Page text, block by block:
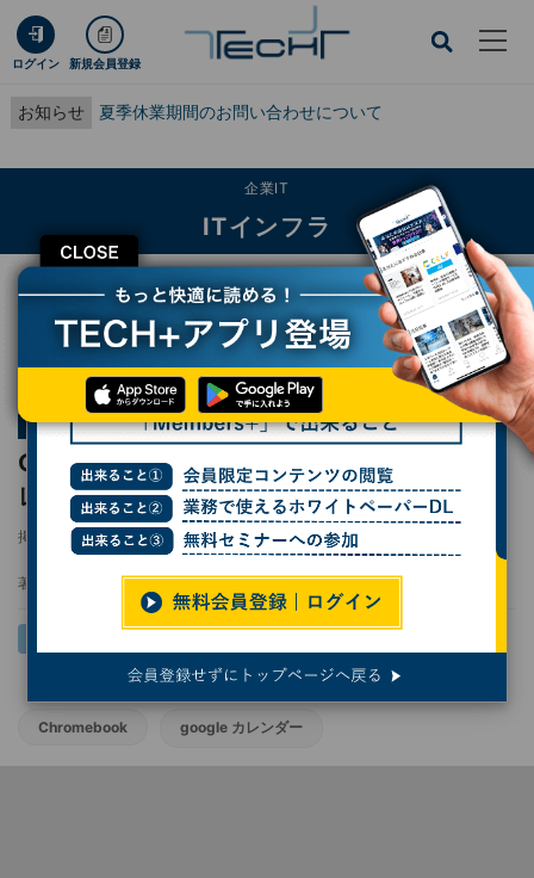
ログイン 新規会員登録
お知らせ 夏季休業期間のお問い合わせについて
CLOSE
企業IT
ITインフラ
TECH+ 企業IT
ITインフラ
GoogleカレンダーでMicrosoftとAppleのカレンダーを使う方法
第10回 Chromebookはビジネスでどこまで使えるか？
GoogleカレンダーでMicrosoftとAppleのカ
レンダーを使う方法
掲載日 2023/03/06 14:49
著者： 後藤大地
Chromebook google カレンダー